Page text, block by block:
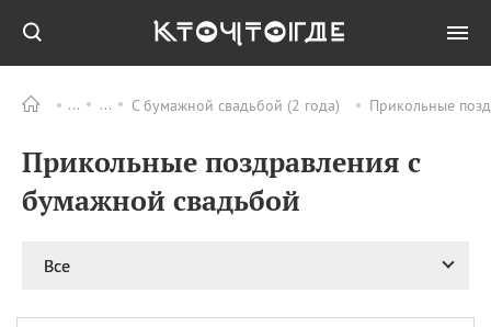
С бумажной свадьбой (2 года) Прикольные
Прикольные поздравления с
бумажной свадьбой
Все
ПРАЗДНИКИ Все
08.08 День «Счастье
случается» (Happiness
Happens Day)
великомученика